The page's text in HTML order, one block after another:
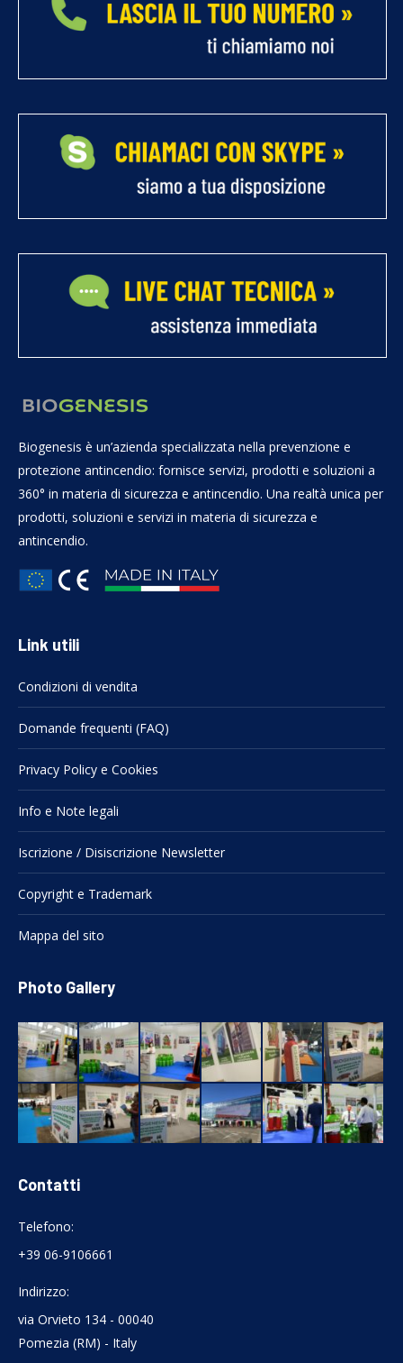
Biogenesis è un’azienda specializzata nella prevenzione e
protezione antincendio: fornisce servizi, prodotti e soluzioni a
360° in materia di sicurezza e antincendio. Una realtà unica per
prodotti, soluzioni e servizi in materia di sicurezza e
antincendio.
Link utili
Condizioni di vendita
Domande frequenti (FAQ)
Privacy Policy e Cookies
Info e Note legali
Iscrizione / Disiscrizione Newsletter
Copyright e Trademark
Mappa del sito
Photo Gallery
Contatti
Telefono:
+39 06-9106661
Indirizzo:
via Orvieto 134 - 00040
Pomezia (RM) - Italy